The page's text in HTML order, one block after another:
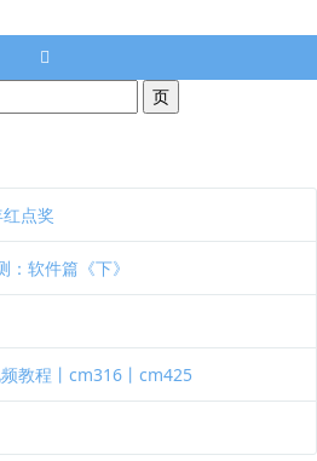
点奖
软件篇《下》
教程丨cm316丨cm425